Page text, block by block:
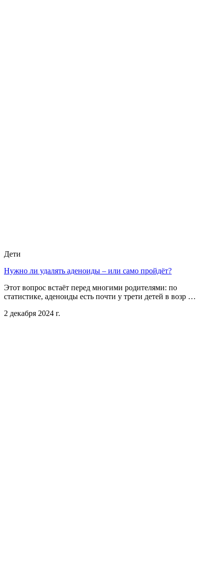
Дети
Нужно ли удалять аденоиды – или само пройдёт?
Этот вопрос встаёт перед многими родителями: по
статистике, аденоиды есть почти у трети детей в возр …
2 декабря 2024 г.